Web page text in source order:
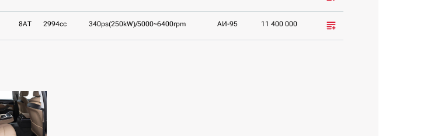
8AT 2994cc 340ps(250kW)/5000~6400rpm AИ-95 11 400 000